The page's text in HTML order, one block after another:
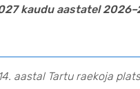
kaudu aastatel
aastal Tartu raekoja